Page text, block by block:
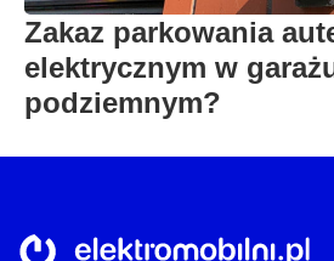
Zakaz parkowania
elektrycznym w
podziemnym?